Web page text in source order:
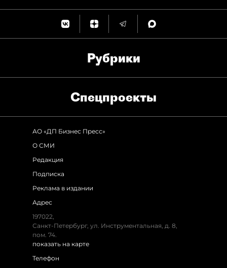
Рубрики
Спец­проекты
АО «ДП Бизнес Пресс»
О СМИ
Редакция
Подписка
Реклама в издании
Адрес
197022,
Санкт-Петербург, ул. Инструментальная, д. 8,
пом. 74.
показать на карте
Телефон